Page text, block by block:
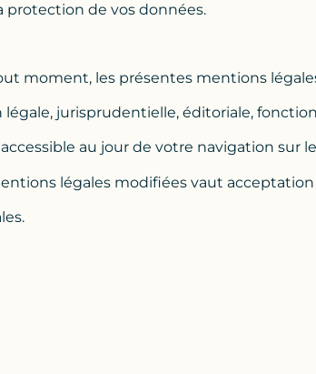
protection de vos données.
moment, les présentes mentions
jurisprudentielle, éditoriale,
au jour de votre navigation sur le
légales modifiées vaut acceptation